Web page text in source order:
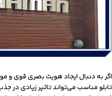
اگر به دنبال ایجاد هویت بصری قوی و
تابلو مناسب می‌تواند تاثیر زیادی در